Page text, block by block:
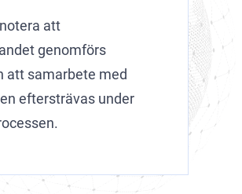
att
genomförs
att samarbete med
eftersträvas under